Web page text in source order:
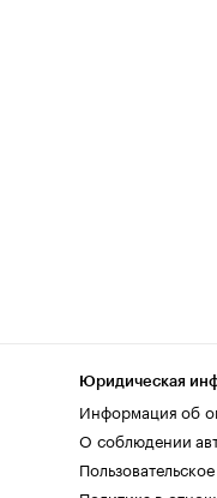
Юридическая
Информация об
О соблюдении